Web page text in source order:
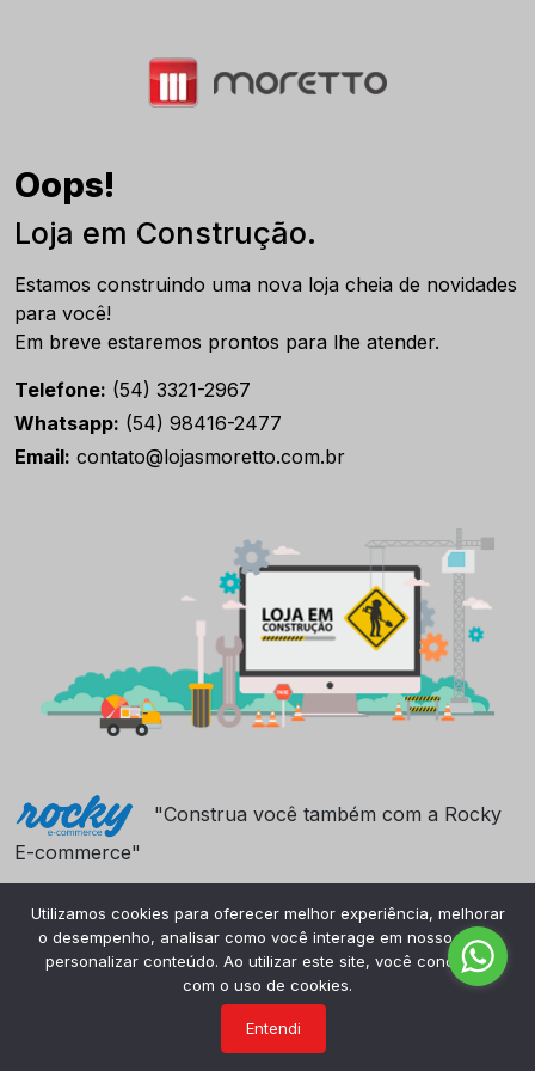
Oops!
Loja em Construção.
Estamos construindo uma nova loja cheia de novidades
para você!
Em breve estaremos prontos para lhe atender.
Telefone: (54) 3321-2967
Whatsapp: (54) 98416-2477
Email: contato@lojasmoretto.com.br
"Construa você também com a Rocky
E-commerce"
Utilizamos cookies para oferecer melhor experiência, melhorar
o desempenho, analisar como você interage em nosso site e
personalizar conteúdo. Ao utilizar este site, você concorda
com o uso de cookies.
Entendi